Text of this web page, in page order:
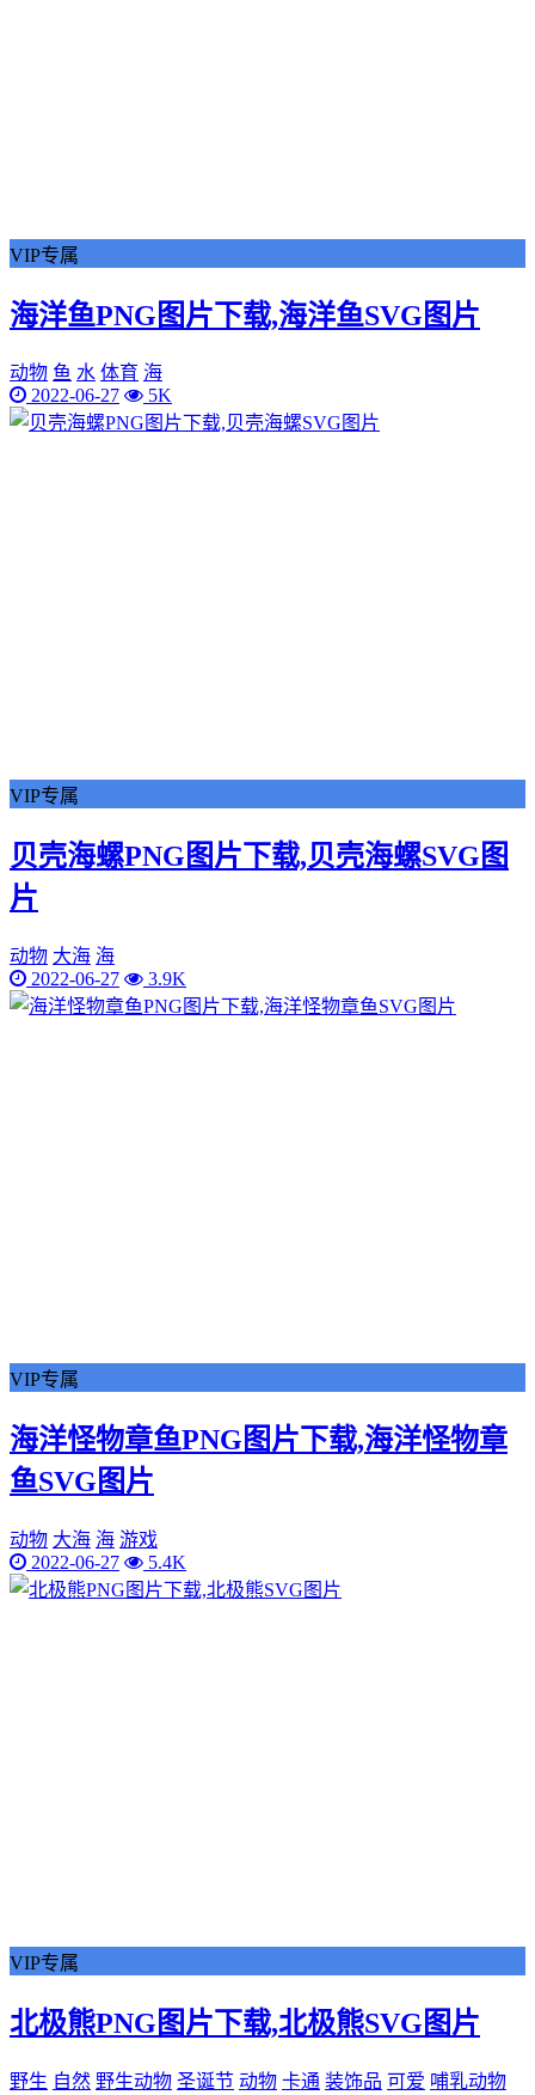
VIP专属
海洋鱼PNG图片下载,海洋鱼SVG图片
动物 鱼 水 体育 海
2022-06-27
5K
VIP专属
贝壳海螺PNG图片下载,贝壳海螺SVG图
片
动物 大海 海
2022-06-27
3.9K
VIP专属
海洋怪物章鱼PNG图片下载,海洋怪物章
鱼SVG图片
动物 大海 海 游戏
2022-06-27
5.4K
VIP专属
北极熊PNG图片下载,北极熊SVG图片
野生 自然 野生动物 圣诞节 动物 卡通 装饰品 可爱 哺乳动物